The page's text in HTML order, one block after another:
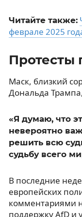
Читайте также:
феврале 2025
Протесты
Маск, близкий
Дональда
«Я думаю, что
невероятно
решить всю
судьбу всего
В последние
европейских
комментариями
поддержку AfD и